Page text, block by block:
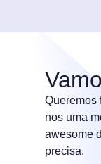
Queremos
nos uma
awesome
precisa.